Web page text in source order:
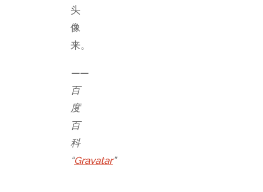
头
像
来。
——
百
度
百
科
“Gravatar”